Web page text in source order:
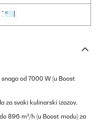
od 7000 W (u Boost
za svaki kulinarski izazov.
896 m³/h (u Boost modu) za